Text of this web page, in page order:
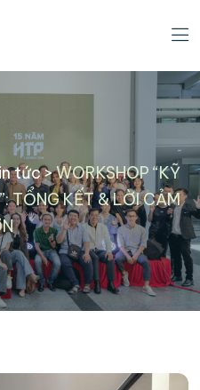
tức>WORKSHOP “KỸ
TỔNG KẾT & LỜI CẢM